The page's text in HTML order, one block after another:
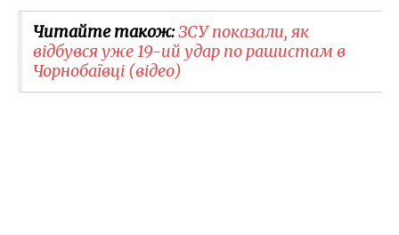
Читайте також:ЗСУ показали, як
відбувся уже 19-ий удар по рашистам в
Чорнобаївці (відео)